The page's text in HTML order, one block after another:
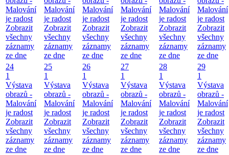
Malování
je radost
Zobrazit
všechny
záznamy
ze dne
Malování
je radost
Zobrazit
všechny
záznamy
ze dne
Malování
je radost
Zobrazit
všechny
záznamy
ze dne
Malování
je radost
Zobrazit
všechny
záznamy
ze dne
Malování
je radost
Zobrazit
všechny
záznamy
ze dne
Malování
je radost
Zobrazit
všechny
záznamy
ze dne
24
1
Výstava
obrazů -
Malování
je radost
Zobrazit
všechny
záznamy
ze dne
25
1
Výstava
obrazů -
Malování
je radost
Zobrazit
všechny
záznamy
ze dne
26
1
Výstava
obrazů -
Malování
je radost
Zobrazit
všechny
záznamy
ze dne
27
1
Výstava
obrazů -
Malování
je radost
Zobrazit
všechny
záznamy
ze dne
28
1
Výstava
obrazů -
Malování
je radost
Zobrazit
všechny
záznamy
ze dne
29
1
Výstava
obrazů -
Malování
je radost
Zobrazit
všechny
záznamy
ze dne